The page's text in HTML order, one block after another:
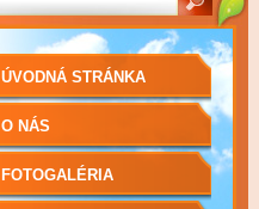
ÚVODNÁ STRÁNKA
O NÁS
FOTOGALÉRIA